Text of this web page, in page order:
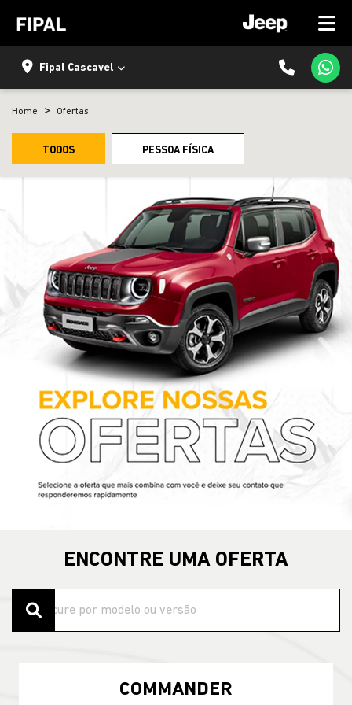
Fipal Cascavel
Home Ofertas
TODOS PESSOA FÍSICA